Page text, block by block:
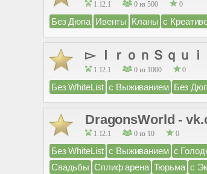
1.12.1 0 из 500 0
Без Дюпа Ивенты Кланы с
▻ ＩｒｏｎＳｑｕ
1.12.1 0 из 1000 0
Без WhiteList с Выживанием Без
DragonsWorld -
1.12.1 0 из 10 0
Без WhiteList с Выживанием с
Свадьбы Сплиф арена Тюрьма с